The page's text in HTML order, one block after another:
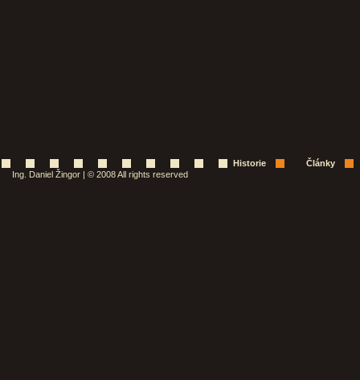
Historie
Články
Ing. Daniel Žingor | © 2008 All rights reserved